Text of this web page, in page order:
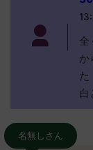
全
か
た
白
名無しさん